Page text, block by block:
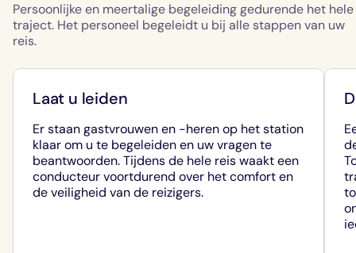
Persoonlijke en meertalige begeleiding gedurende het hele
traject. Het personeel begeleidt u bij alle stappen van uw
reis.
Laat u leiden
Er staan gastvrouwen en -heren op het station
klaar om u te begeleiden en uw vragen te
beantwoorden. Tijdens de hele reis waakt een
conducteur voortdurend over het comfort en
de veiligheid van de reizigers.